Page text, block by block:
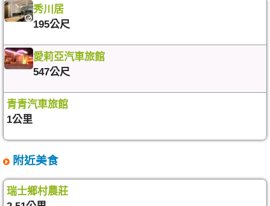
秀川居
195公尺
愛莉亞汽車旅館
547公尺
青青汽車旅館
1公里
附近美食
瑞士鄉村農莊